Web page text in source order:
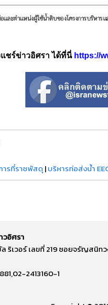
ชร์ข่าวอิศรา ได้ที่นี่ https://
รที่ราชพัสดุ |บริหารท่อส่งน้ำ
วอิศรา
ล ริเวอร์ เลขที่ 219 ซอยจรัญสนิ
2413160-1